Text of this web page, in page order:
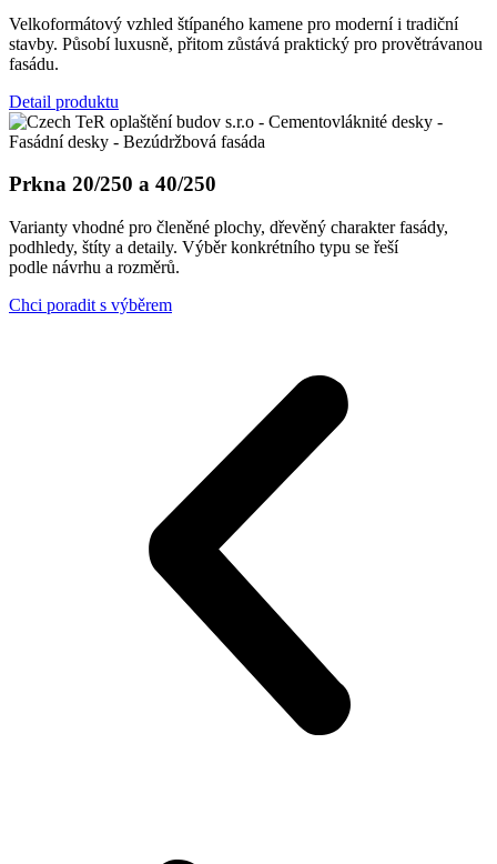
Velkoformátový vzhled štípaného kamene pro moderní i tradiční
stavby. Působí luxusně, přitom zůstává praktický pro provětrávanou
fasádu.
Detail produktu
Prkna 20/250 a 40/250
Varianty vhodné pro členěné plochy, dřevěný charakter fasády,
podhledy, štíty a detaily. Výběr konkrétního typu se řeší
podle návrhu a rozměrů.
Chci poradit s výběrem